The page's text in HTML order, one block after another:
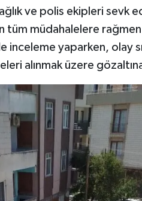
ve polis ekipleri sevk
tüm müdahalelere
inceleme yaparken, olay
alınmak üzere gözaltına